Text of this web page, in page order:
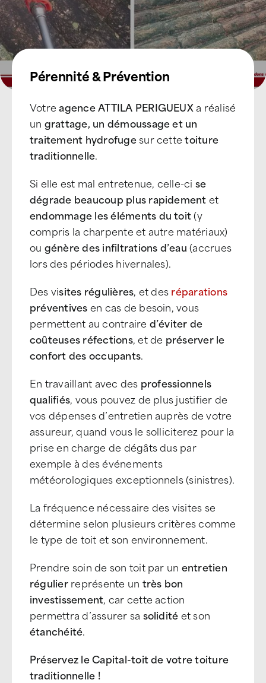
Pérennité & Prévention
Votreagence ATTILA PERIGUEUXa réalisé
un grattage, un démoussage et un
traitement hydrofugesur cettetoiture
traditionnelle.
Si elle est mal entretenue, celle-ci se
dégrade beaucoup plus rapidementet
endommage les éléments du toit(y
compris la charpente et autre matériaux)
ou génère des infiltrations d’eau(accrues
lors des périodes hivernales).
Des visites régulières, et desréparations
préventivesen cas de besoin, vous
permettent au contraire d’éviter de
coûteuses réfections, et de préserver le
confort des occupants.
En travaillant avec des professionnels
qualifiés, vous pouvez de plus justifier de
vos dépenses d’entretien auprès de votre
assureur, quand vous le solliciterez pour la
prise en charge de dégâts dus par
exemple à des événements
météorologiques exceptionnels (sinistres).
La fréquence nécessaire des visites se
détermine selon plusieurs critères comme
le type de toit et son environnement.
Prendre soin de son toit par un entretien
régulierreprésente un très bon
investissement, car cette action
permettra d’assurer sa soliditéet son
étanchéité.
Préservez le Capital-toit de votre toiture
traditionnelle !